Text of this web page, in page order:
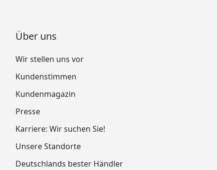
Über uns
Wir stellen uns vor
Kundenstimmen
Kundenmagazin
Presse
Karriere: Wir suchen Sie!
Unsere Standorte
Deutschlands bester Händler